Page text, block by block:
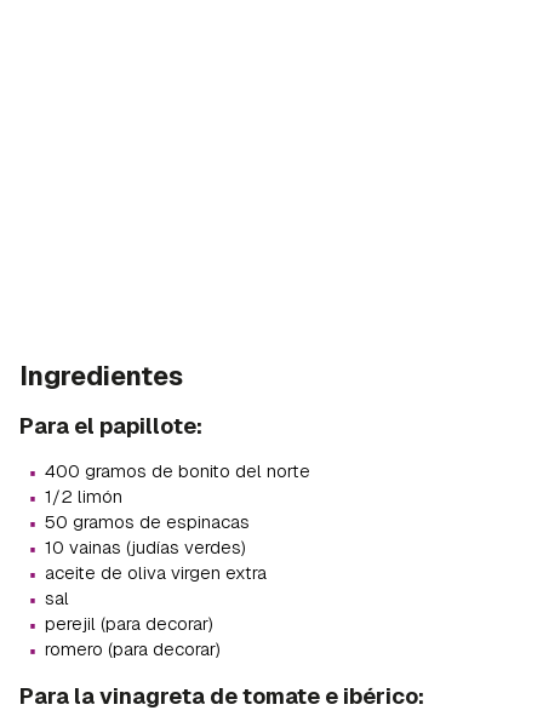
Ingredientes
Para el papillote:
· 400 gramos de bonito del norte
· 1/2 limón
· 50 gramos de espinacas
· 10 vainas (judías verdes)
· aceite de oliva virgen extra
· sal
· perejil (para decorar)
· romero (para decorar)
Para la vinagreta de tomate e ibérico: